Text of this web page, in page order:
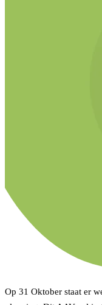
Op 31 Oktober staat er